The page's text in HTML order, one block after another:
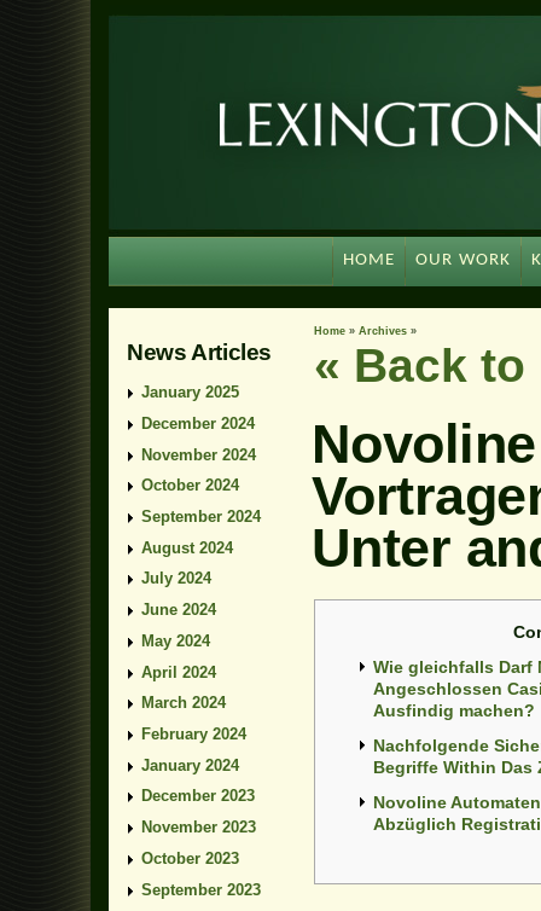
« Back to
Unter
Wie gleichfalls Darf
Angeschlossen
Ausfindig machen?
Nachfolgende
Begriffe Within Das
Novoline
Abzüglich
News Articles
January 2025
December 2024
November 2024
October 2024
September 2024
August 2024
July 2024
June 2024
May 2024
April 2024
March 2024
February 2024
January 2024
December 2023
November 2023
October 2023
September 2023
Home » Archives »
HOME OUR WORK